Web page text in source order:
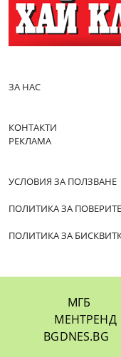
ЗА НАС
КОНТАКТИ
РЕКЛАМА
УСЛОВИЯ ЗА ПОЛЗВАНЕ
ПОЛИТИКА ЗА
ПОЛИТИКА ЗА
МГБ
МЕНТРЕНД
BGDNES.BG